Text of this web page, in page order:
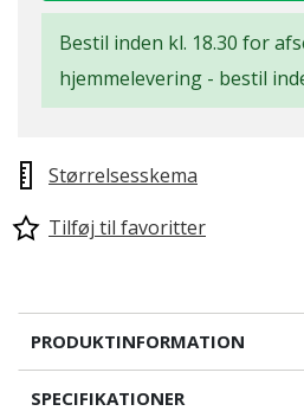
Bestil inden kl. 18.30 for
hjemmelevering - bestil
Størrelsesskema
Tilføj til favoritter
PRODUKTINFORMATION
SPECIFIKATIONER